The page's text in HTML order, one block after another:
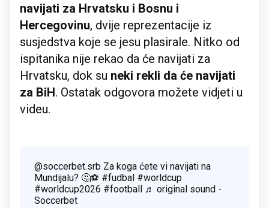
navijati za Hrvatsku i Bosnu i
Hercegovinu, dvije reprezentacije iz
susjedstva koje se jesu plasirale. Nitko od
ispitanika nije rekao da će navijati za
Hrvatsku, dok su neki rekli da će navijati
za BiH. Ostatak odgovora možete vidjeti u
videu.
@soccerbet.srb Za koga ćete vi navijati na
Mundijalu? 🤔⚽️ #fudbal #worldcup
#worldcup2026 #football ♬ original sound -
Soccerbet